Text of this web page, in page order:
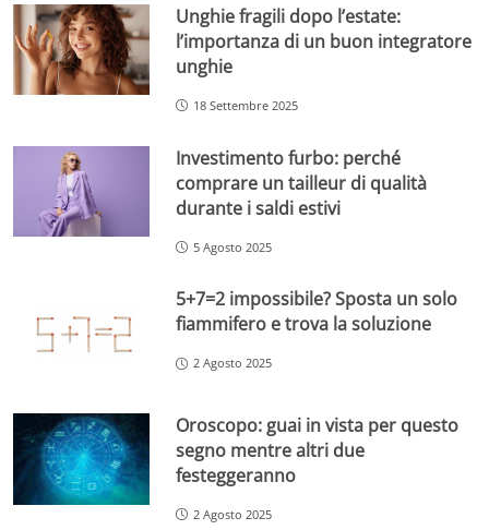
Unghie fragili dopo l’estate:
l’importanza di un buon integratore
unghie
18 Settembre 2025
Investimento furbo: perché
comprare un tailleur di qualità
durante i saldi estivi
5 Agosto 2025
5+7=2 impossibile? Sposta un solo
fiammifero e trova la soluzione
2 Agosto 2025
Oroscopo: guai in vista per questo
segno mentre altri due
festeggeranno
2 Agosto 2025